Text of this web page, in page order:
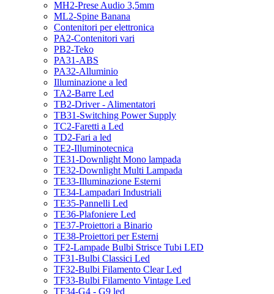
MH2-Prese Audio 3,5mm
ML2-Spine Banana
Contenitori per elettronica
PA2-Contenitori vari
PB2-Teko
PA31-ABS
PA32-Alluminio
Illuminazione a led
TA2-Barre Led
TB2-Driver - Alimentatori
TB31-Switching Power Supply
TC2-Faretti a Led
TD2-Fari a led
TE2-Illuminotecnica
TE31-Downlight Mono lampada
TE32-Downlight Multi Lampada
TE33-Illuminazione Esterni
TE34-Lampadari Industriali
TE35-Pannelli Led
TE36-Plafoniere Led
TE37-Proiettori a Binario
TE38-Proiettori per Esterni
TF2-Lampade Bulbi Strisce Tubi LED
TF31-Bulbi Classici Led
TF32-Bulbi Filamento Clear Led
TF33-Bulbi Filamento Vintage Led
TF34-G4 - G9 led